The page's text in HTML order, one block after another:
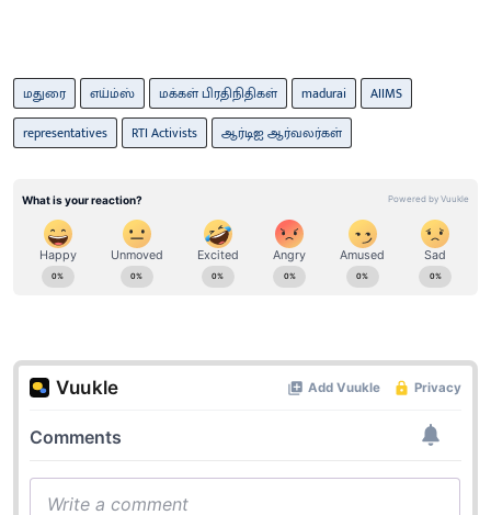
மதுரை எய்ம்ஸ் மக்கள் பிரதிநிதிகள் madurai
AIIMS
representatives
RTI Activists ஆர்டிஐ ஆர்வலர்கள்